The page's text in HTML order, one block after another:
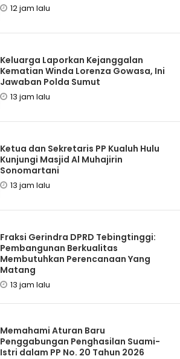
12 jam lalu
Keluarga Laporkan Kejanggalan
Kematian Winda Lorenza Gowasa, Ini
Jawaban Polda Sumut
13 jam lalu
Ketua dan Sekretaris PP Kualuh Hulu
Kunjungi Masjid Al Muhajirin
Sonomartani
13 jam lalu
Fraksi Gerindra DPRD Tebingtinggi:
Pembangunan Berkualitas
Membutuhkan Perencanaan Yang
Matang
13 jam lalu
Memahami Aturan Baru
Penggabungan Penghasilan Suami-
Istri dalam PP No. 20 Tahun 2026